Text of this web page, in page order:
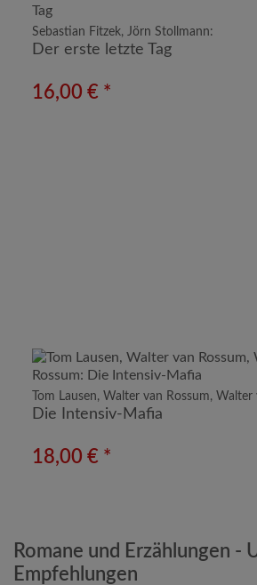
Sebastian Fitzek, Jörn Stollmann:
Der erste letzte Tag
16,00 € *
Tom Lausen, Walter van Rossum, Walter
Die Intensiv-Mafia
18,00 € *
Romane und Erzählungen -
Empfehlungen